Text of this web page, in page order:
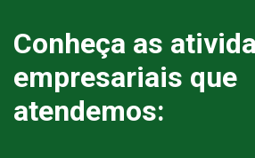
Conheça as
empresariais que
atendemos: